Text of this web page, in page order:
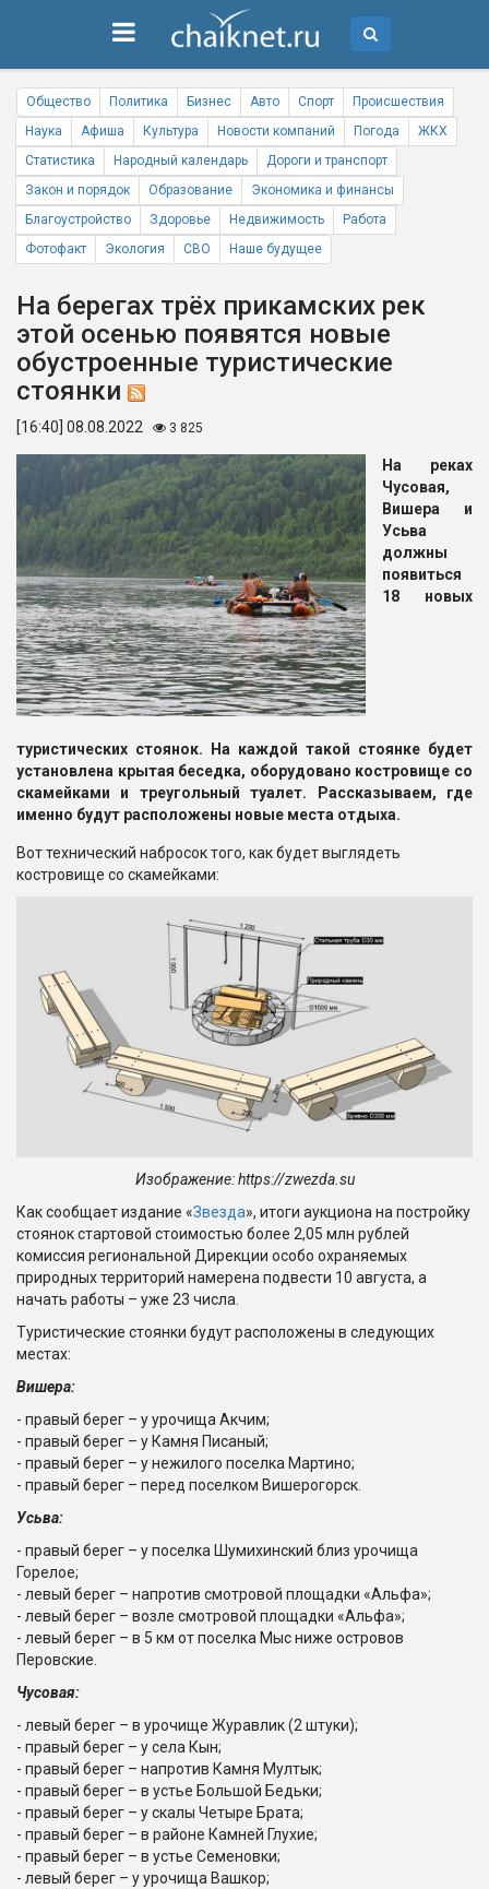
Общество Политика Бизнес Авто Спорт
Происшествия
Наука
Афиша Культура Новости компаний Погода
ЖКХ
Статистика
Народный календарь
Дороги и транспорт
Закон и порядок
Образование
Экономика и финансы
Благоустройство
Здоровье Недвижимость
Работа
Фотофакт
Экология СВО Наше будущее
На берегах трёх прикамских рек
этой осенью появятся новые
обустроенные туристические
стоянки
[16:40] 08.08.2022 3 825
На реках
Чусовая,
Вишера и
Усьва
должны
появиться
18 новых
туристических стоянок. На каждой такой стоянке будет
установлена крытая беседка, оборудовано костровище со
скамейками и треугольный туалет. Рассказываем, где
именно будут расположены новые места отдыха.
Вот технический набросок того, как будет выглядеть
костровище со скамейками:
Изображение: https://zwezda.su
Как сообщает издание «Звезда», итоги аукциона на постройку
стоянок стартовой стоимостью более 2,05 млн рублей
комиссия региональной Дирекции особо охраняемых
природных территорий намерена подвести 10 августа, а
начать работы – уже 23 числа.
Туристические стоянки будут расположены в следующих
местах:
Вишера:
- правый берег – у урочища Акчим;
- правый берег – у Камня Писаный;
- правый берег – у нежилого поселка Мартино;
- правый берег – перед поселком Вишерогорск.
Усьва:
- правый берег – у поселка Шумихинский близ урочища
Горелое;
- левый берег – напротив смотровой площадки «Альфа»;
- левый берег – возле смотровой площадки «Альфа»;
- левый берег – в 5 км от поселка Мыс ниже островов
Перовские.
Чусовая:
- левый берег – в урочище Журавлик (2 штуки);
- правый берег – у села Кын;
- правый берег – напротив Камня Мултык;
- правый берег – в устье Большой Бедьки;
- правый берег – у скалы Четыре Брата;
- правый берег – в районе Камней Глухие;
- правый берег – в устье Семеновки;
- левый берег – у урочища Вашкор;